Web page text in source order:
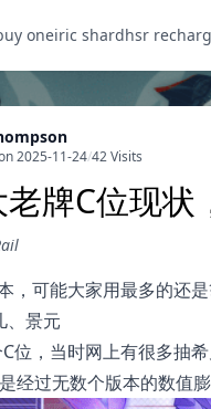
oneiric shardhsr
2025-11-24/42 Visits
牌C位现
，可能大家用最多的还
、景元
位，当时网上有很多抽
经过无数个版本的数值